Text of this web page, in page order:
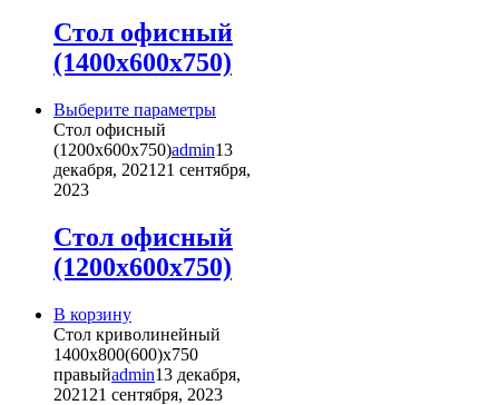
можно
выбрать
на
товара.
Стол офисный
(1400х600х750)
Выберите параметрыЭтот
имеет
несколько
можно
выбрать
на
Стол офисный
(1200х600х750)admin13
декабря, 2021 21 сентября,
2023
Стол офисный
(1200х600х750)
В корзину
Стол криволинейный
1400х800(600)х750
правыйadmin13 декабря,
2021 21 сентября, 2023